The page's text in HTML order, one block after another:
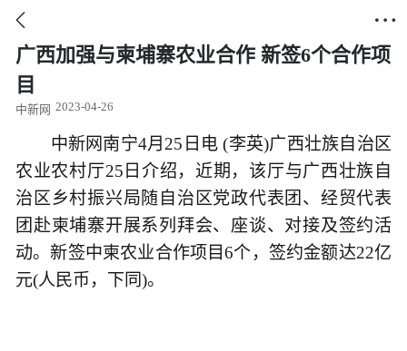
 
广西加强与柬埔寨农业合作 新签6个合作项
目
中新网 2023-04-26
中新网南宁4月25日电 (李英)广西壮族自治区
农业农村厅25日介绍，近期，该厅与广西壮族自
治区乡村振兴局随自治区党政代表团、经贸代表
团赴柬埔寨开展系列拜会、座谈、对接及签约活
动。新签中柬农业合作项目6个，签约金额达22亿
元(人民币，下同)。